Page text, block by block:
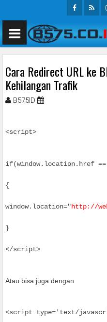
Cara Redirect URL ke
Kehilangan Trafik
B575ID
<script>
if(window.location.href
window.location="http://
</script>
Atau bisa juga dengan
<script type='text/